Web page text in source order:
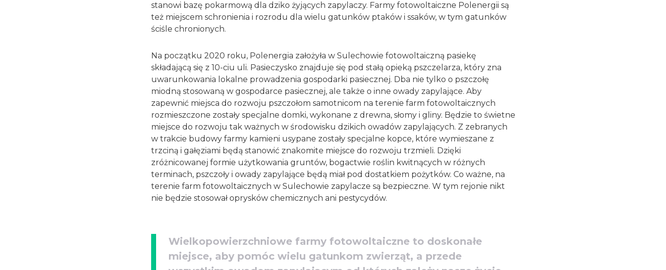
stanowi bazę pokarmową dla dziko żyjących zapylaczy. Farmy fotowoltaiczne Polenergii są
też miejscem schronienia i rozrodu dla wielu gatunków ptaków i ssaków, w tym gatunków
ściśle chronionych.
Na początku 2020 roku, Polenergia założyła w Sulechowie fotowoltaiczną pasiekę
składającą się z 10-ciu uli. Pasieczysko znajduje się pod stałą opieką pszczelarza, który zna
uwarunkowania lokalne prowadzenia gospodarki pasiecznej. Dba nie tylko o pszczołę
miodną stosowaną w gospodarce pasiecznej, ale także o inne owady zapylające. Aby
zapewnić miejsca do rozwoju pszczołom samotnicom na terenie farm fotowoltaicznych
rozmieszczone zostały specjalne domki, wykonane z drewna, słomy i gliny. Będzie to świetne
miejsce do rozwoju tak ważnych w środowisku dzikich owadów zapylających. Z zebranych
w trakcie budowy farmy kamieni usypane zostały specjalne kopce, które wymieszane z
trzciną i gałęziami będą stanowić znakomite miejsce do rozwoju trzmieli. Dzięki
zróżnicowanej formie użytkowania gruntów, bogactwie roślin kwitnących w różnych
terminach, pszczoły i owady zapylające będą miał pod dostatkiem pożytków. Co ważne, na
terenie farm fotowoltaicznych w Sulechowie zapylacze są bezpieczne. W tym rejonie nikt
nie będzie stosował oprysków chemicznych ani pestycydów.
Wielkopowierzchniowe farmy fotowoltaiczne to doskonałe
miejsce, aby pomóc wielu gatunkom zwierząt, a przede